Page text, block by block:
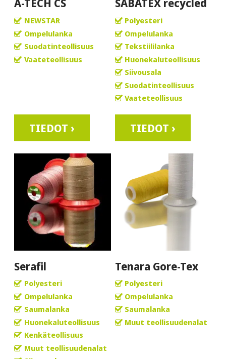
A-TECH CS
NEWSTAR
Ompelulanka
Suodatinteollisuus
Vaateteollisuus
TIEDOT ›
SABATEX recycled
Polyesteri
Ompelulanka
Tekstiililanka
Huonekaluteollisuus
Siivousala
Suodatinteollisuus
Vaateteollisuus
TIEDOT ›
Serafil
Polyesteri
Ompelulanka
Saumalanka
Huonekaluteollisuus
Kenkäteollisuus
Muut teollisuudenalat
Tenara Gore-Tex
Polyesteri
Ompelulanka
Saumalanka
Muut teollisuudenalat